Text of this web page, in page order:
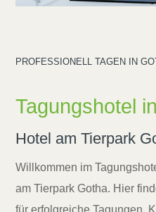
PROFESSIONELL TAGEN IN
Tagungshotel
Hotel am Tierpark
Willkommen im
am Tierpark Gotha. Hier
für erfolgreiche Tagungen,